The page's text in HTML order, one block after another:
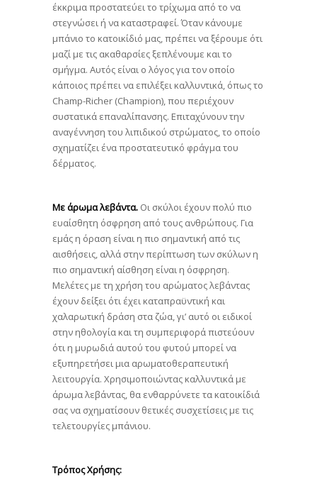
έκκριμα προστατεύει το τρίχωμα από το να
στεγνώσει ή να καταστραφεί. Όταν κάνουμε
μπάνιο το κατοικίδιό μας, πρέπει να ξέρουμε ότι
μαζί με τις ακαθαρσίες ξεπλένουμε και το
σμήγμα. Αυτός είναι ο λόγος για τον οποίο
κάποιος πρέπει να επιλέξει καλλυντικά, όπως το
Champ-Richer (Champion), που περιέχουν
συστατικά επαναλίπανσης. Επιταχύνουν την
αναγέννηση του λιπιδικού στρώματος, το οποίο
σχηματίζει ένα προστατευτικό φράγμα του
δέρματος.
Με άρωμα λεβάντα. Οι σκύλοι έχουν πολύ πιο
ευαίσθητη όσφρηση από τους ανθρώπους. Για
εμάς η όραση είναι η πιο σημαντική από τις
αισθήσεις, αλλά στην περίπτωση των σκύλων η
πιο σημαντική αίσθηση είναι η όσφρηση.
Μελέτες με τη χρήση του αρώματος λεβάντας
έχουν δείξει ότι έχει καταπραϋντική και
χαλαρωτική δράση στα ζώα, γι’ αυτό οι ειδικοί
στην ηθολογία και τη συμπεριφορά πιστεύουν
ότι η μυρωδιά αυτού του φυτού μπορεί να
εξυπηρετήσει μια αρωματοθεραπευτική
λειτουργία. Χρησιμοποιώντας καλλυντικά με
άρωμα λεβάντας, θα ενθαρρύνετε τα κατοικίδιά
σας να σχηματίσουν θετικές συσχετίσεις με τις
τελετουργίες μπάνιου.
Τρόπος Χρήσης: